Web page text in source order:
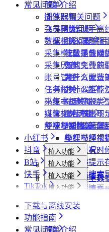
简单介绍
插件配置
飞书同步
数据上报
采集模式
采集历史
账号管理
任务闹钟
采集本页数据
媒体文件下载
便捷复制数据
常见问题
浏览器相关问题
社媒助手离
CRX 安装后
下载插件时
办？
为什么无法
为什么推荐
会员相关问题
什么是增强
什么是自动
如何免费获
第三方收费
为什么不能
下载相关问题
批量下载媒
下载文件的
为什么配置
飞书相关问题
提示字段类
提示权限不
小红书相关问题
小红书出现
406“是怎么
小红书经常
什么情况？
小红书提示
为什么搜索
抖音相关问题
为什么采集
些？
为什么有时
哔哩哔哩相关问题
哔哩哔哩视
样？
小红书
植入功能
专辑页
笔记详情页
搜索页
博主详情页
批量采集
采集博主数
采集评论数
采集笔记数据
其他功能
链接转换
抖音
植入功能
搜索页
达人详情页
视频详情页
批量采集
采集达人数
采集视频数据
其他功能
链接转换
B站
植入功能
搜索页
UP主详情页
批量采集
采集评论数据
采集视频数据
其他功能
快手
植入功能
达人详情页
视频详情页
批量采集
采集评论数据
其他功能
链接转换
TikTok
达人详情页
视频详情页
批量采集
采集达人数据
其他功能
下载与离线安装
功能指南
简单介绍
常见问题